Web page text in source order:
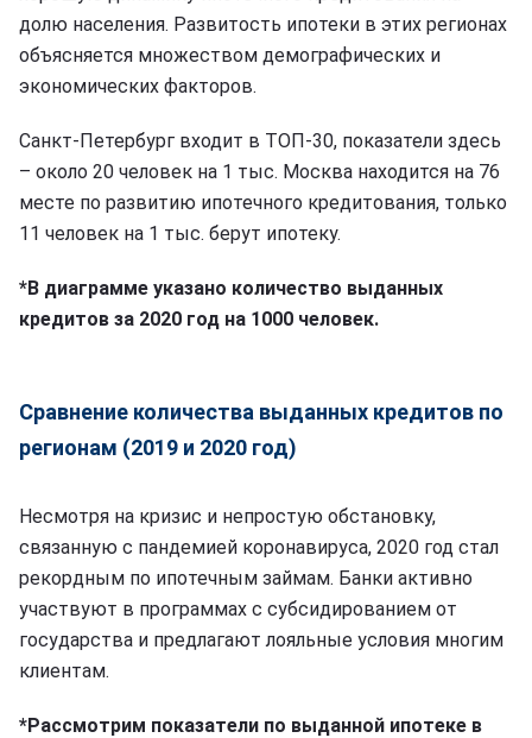
долю населения. Развитость ипотеки в этих регионах
объясняется множеством демографических и
экономических факторов.
Санкт-Петербург входит в ТОП-30, показатели здесь
– около 20 человек на 1 тыс. Москва находится на 76
месте по развитию ипотечного кредитования, только
11 человек на 1 тыс. берут ипотеку.
*В диаграмме указано количество выданных
кредитов за 2020 год на 1000 человек.
Сравнение количества выданных кредитов по
регионам (2019 и 2020 год)
Несмотря на кризис и непростую обстановку,
связанную с пандемией коронавируса, 2020 год стал
рекордным по ипотечным займам. Банки активно
участвуют в программах с субсидированием от
государства и предлагают лояльные условия многим
клиентам.
*Рассмотрим показатели по выданной ипотеке в